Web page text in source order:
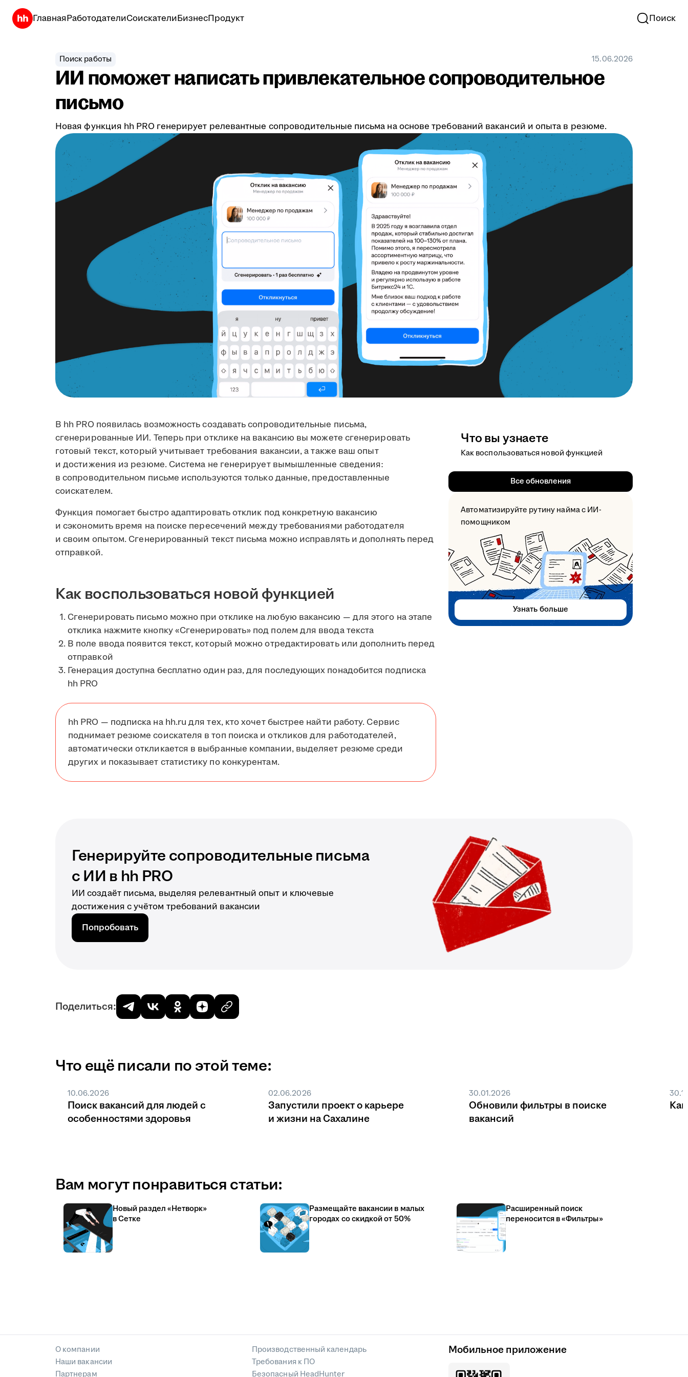
ГлавнаяРаботодателиСоискателиБизнесПродукт Поиск
Поиск работы 15.06.2026
ИИ поможет написать привлекательное сопроводительное
письмо
Новая функция hh PRO генерирует релевантные сопроводительные письма на основе требований вакансий и опыта в резюме.
В hh PRO появилась возможность создавать сопроводительные письма,
сгенерированные ИИ. Теперь при отклике на вакансию вы можете сгенерировать
готовый текст, который учитывает требования вакансии, а также ваш опыт
и достижения из резюме. Система не генерирует вымышленные сведения:
в сопроводительном письме используются только данные, предоставленные
соискателем.
Функция помогает быстро адаптировать отклик под конкретную вакансию
и сэкономить время на поиске пересечений между требованиями работодателя
и своим опытом. Сгенерированный текст письма можно исправлять и дополнять перед
отправкой.
Как воспользоваться новой функцией
Сгенерировать письмо можно при отклике на любую вакансию — для этого на этапе
отклика нажмите кнопку «Сгенерировать» под полем для ввода текста
В поле ввода появится текст, который можно отредактировать или дополнить перед
отправкой
Генерация доступна бесплатно один раз, для последующих понадобится подписка
hh PRO
hh PRO — подписка на hh.ru для тех, кто хочет быстрее найти работу. Сервис
поднимает резюме соискателя в топ поиска и откликов для работодателей,
автоматически откликается в выбранные компании, выделяет резюме среди
других и показывает статистику по конкурентам.
Что вы узнаете
Как воспользоваться новой функцией
Все обновления
Автоматизируйте рутину найма с ИИ-
помощником
Узнать больше
Генерируйте сопроводительные письма
с ИИ в hh PRO
ИИ создаёт письма, выделяя релевантный опыт и ключевые
достижения с учётом требований вакансии
Попробовать
Поделиться:
Что ещё писали по этой теме:
10.06.2026
Поиск вакансий для людей с
особенностями здоровья
02.06.2026
Запустили проект о карьере
и жизни на Сахалине
30.01.2026
Обновили фильтры в поиске
вакансий
Вам могут понравиться статьи:
Новый раздел «Нетворк»
в Сетке
Размещайте вакансии в малых
городах со скидкой от 50%
Расширенный поиск
переносится в «Фильтры»
О компании
Наши вакансии
Партнерам
Производственный календарь
Требования к ПО
Безопасный HeadHunter
Мобильное приложение